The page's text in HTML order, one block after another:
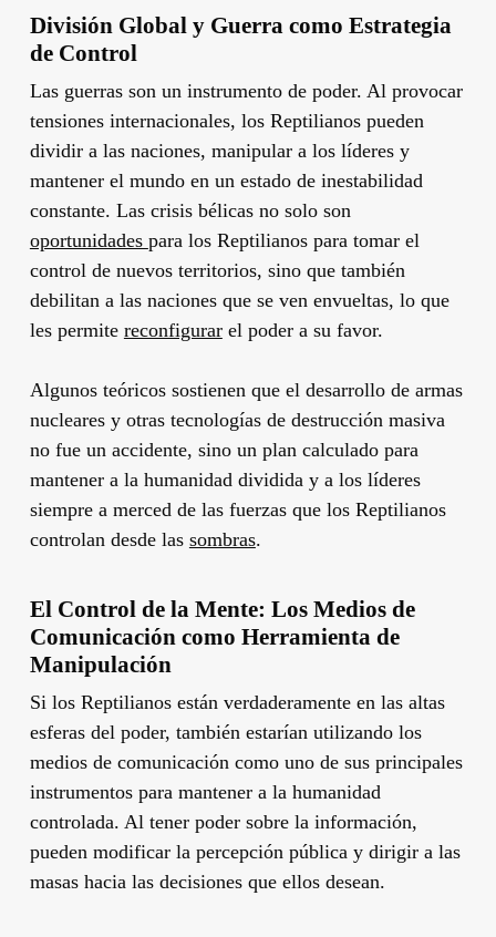
División Global y Guerra como Estrategia
de Control
Las guerras son un instrumento de poder. Al provocar
tensiones internacionales, los Reptilianos pueden
dividir a las naciones, manipular a los líderes y
mantener el mundo en un estado de inestabilidad
constante. Las crisis bélicas no solo son
oportunidades para los Reptilianos para tomar el
control de nuevos territorios, sino que también
debilitan a las naciones que se ven envueltas, lo que
les permite reconfigurarel poder a su favor.
Algunos teóricos sostienen que el desarrollo de armas
nucleares y otras tecnologías de destrucción masiva
no fue un accidente, sino un plan calculado para
mantener a la humanidad dividida y a los líderes
siempre a merced de las fuerzas que los Reptilianos
controlan desde las sombras.
El Control de la Mente: Los Medios de
Comunicación como Herramienta de
Manipulación
Si los Reptilianos están verdaderamente en las altas
esferas del poder, también estarían utilizando los
medios de comunicación como uno de sus principales
instrumentos para mantener a la humanidad
controlada. Al tener poder sobre la información,
pueden modificar la percepción pública y dirigir a las
masas hacia las decisiones que ellos desean.